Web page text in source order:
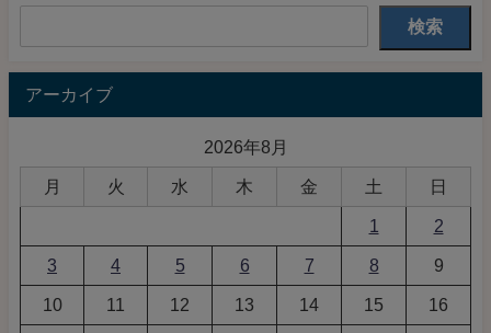
検索
アーカイブ
2026年8月
月 火 水 木 金 土 日
1 2
3 4 5 6 7 8 9
10 11 12 13 14 15 16